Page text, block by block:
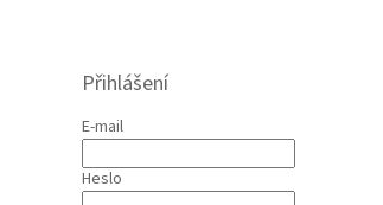
Přihlášení
E-mail
Heslo